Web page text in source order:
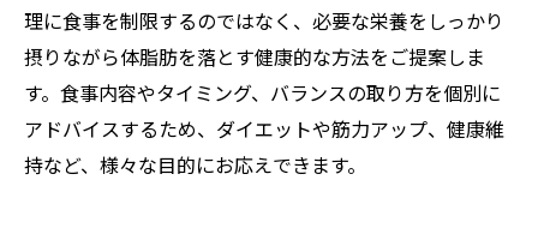
理に食事を制限するのではなく、必要な栄養をしっかり
摂りながら体脂肪を落とす健康的な方法をご提案しま
す。食事内容やタイミング、バランスの取り方を個別に
アドバイスするため、ダイエットや筋力アップ、健康維
持など、様々な目的にお応えできます。